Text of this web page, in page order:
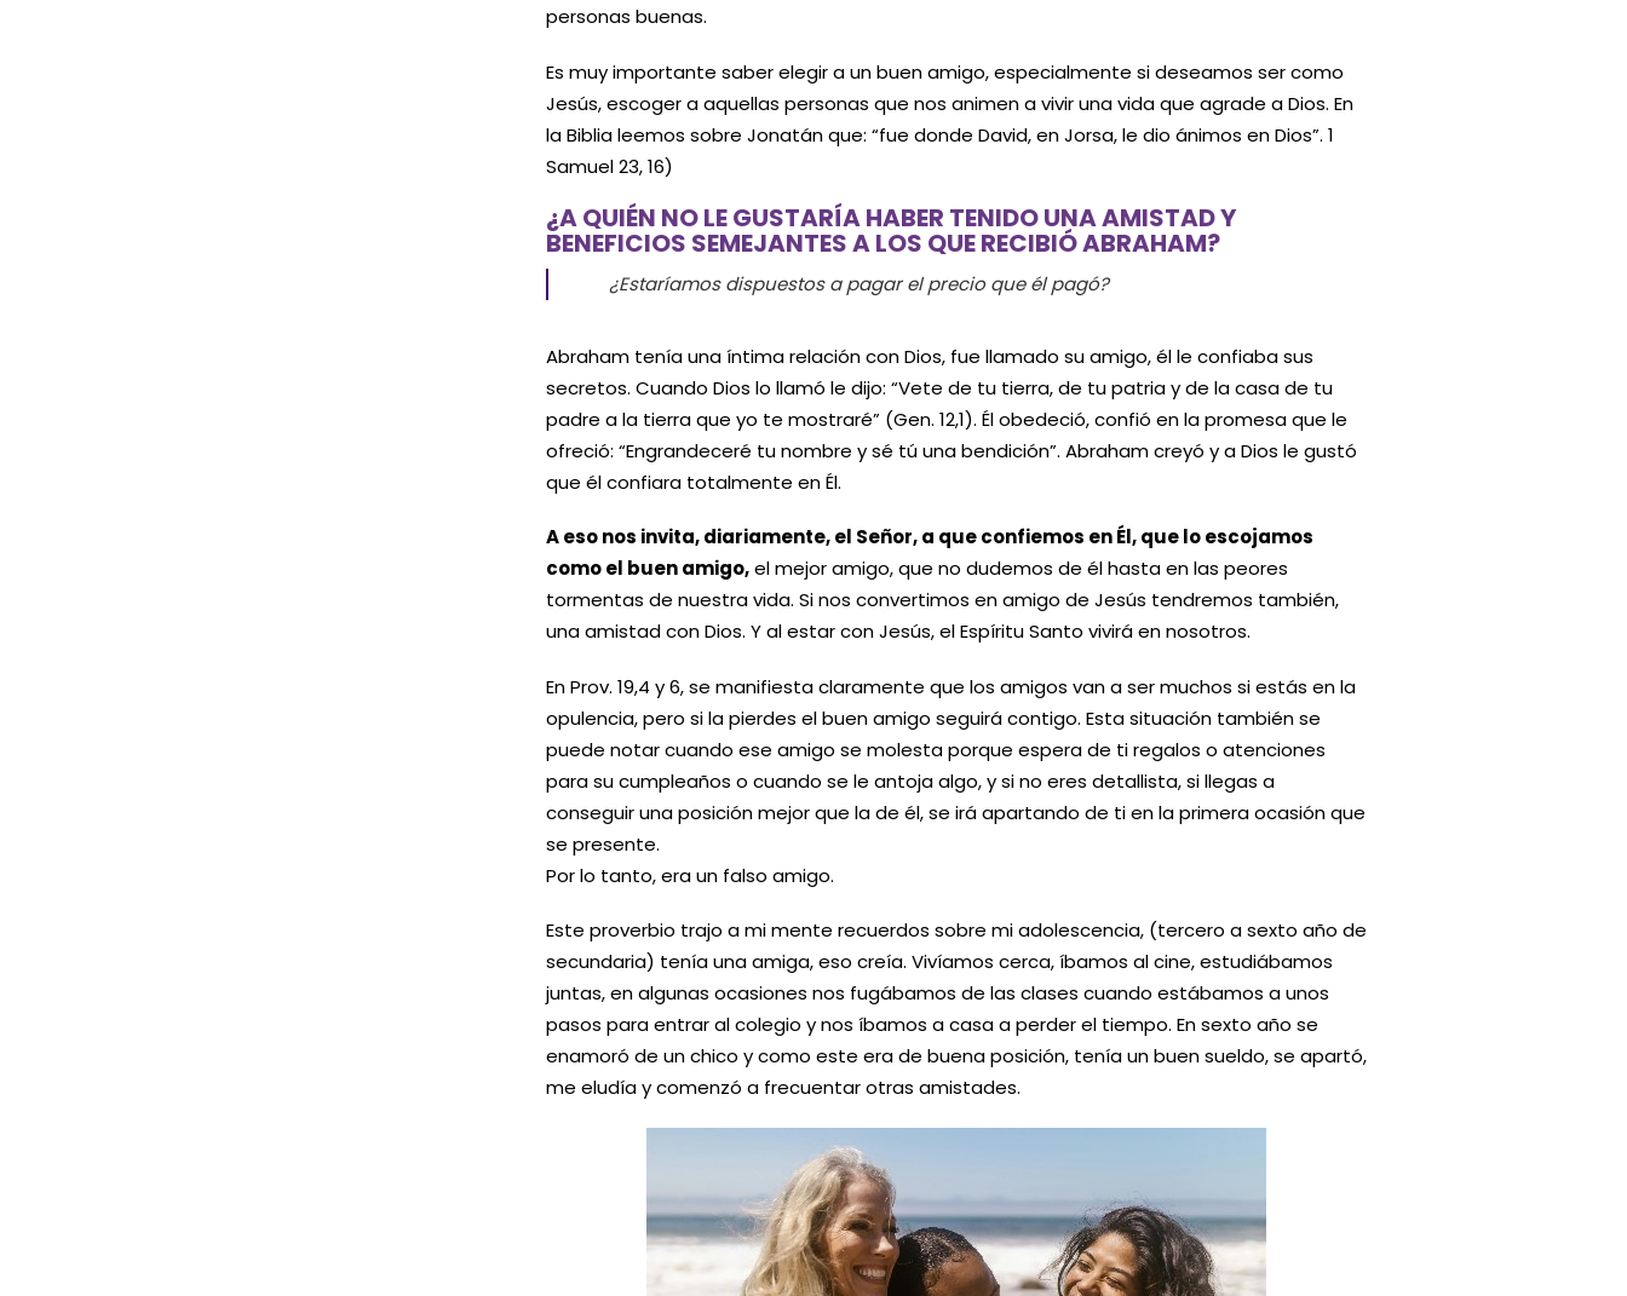
personas buenas.
Es muy importante saber elegir a un buen amigo, especialmente si deseamos ser como
Jesús, escoger a aquellas personas que nos animen a vivir una vida que agrade a Dios. En
la Biblia leemos sobre Jonatán que: “fue donde David, en Jorsa, le dio ánimos en Dios”. 1
Samuel 23, 16)
¿A QUIÉN NO LE GUSTARÍA HABER TENIDO UNA AMISTAD Y
BENEFICIOS SEMEJANTES A LOS QUE RECIBIÓ ABRAHAM?
¿Estaríamos dispuestos a pagar el precio que él pagó?
Abraham tenía una íntima relación con Dios, fue llamado su amigo, él le confiaba sus
secretos. Cuando Dios lo llamó le dijo: “Vete de tu tierra, de tu patria y de la casa de tu
padre a la tierra que yo te mostraré” (Gen. 12,1). Él obedeció, confió en la promesa que le
ofreció: “Engrandeceré tu nombre y sé tú una bendición”. Abraham creyó y a Dios le gustó
que él confiara totalmente en Él.
A eso nos invita, diariamente, el Señor, a que confiemos en Él, que lo escojamos
como el buen amigo,el mejor amigo, que no dudemos de él hasta en las peores
tormentas de nuestra vida. Si nos convertimos en amigo de Jesús tendremos también,
una amistad con Dios. Y al estar con Jesús, el Espíritu Santo vivirá en nosotros.
En Prov. 19,4 y 6, se manifiesta claramente que los amigos van a ser muchos si estás en la
opulencia, pero si la pierdes el buen amigo seguirá contigo. Esta situación también se
puede notar cuando ese amigo se molesta porque espera de ti regalos o atenciones
para su cumpleaños o cuando se le antoja algo, y si no eres detallista, si llegas a
conseguir una posición mejor que la de él, se irá apartando de ti en la primera ocasión que
se presente.
Por lo tanto, era un falso amigo.
Este proverbio trajo a mi mente recuerdos sobre mi adolescencia, (tercero a sexto año de
secundaria) tenía una amiga, eso creía. Vivíamos cerca, íbamos al cine, estudiábamos
juntas, en algunas ocasiones nos fugábamos de las clases cuando estábamos a unos
pasos para entrar al colegio y nos íbamos a casa a perder el tiempo. En sexto año se
enamoró de un chico y como este era de buena posición, tenía un buen sueldo, se apartó,
me eludía y comenzó a frecuentar otras amistades.